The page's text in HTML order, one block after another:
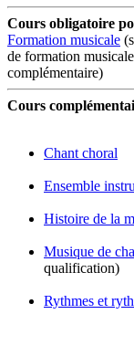
Cours obligatoire
Formation musicale
de formation
complémentaire)
Cours
Chant choral
Ensemble
Histoire de la
Musique de
qualification)
Rythmes et